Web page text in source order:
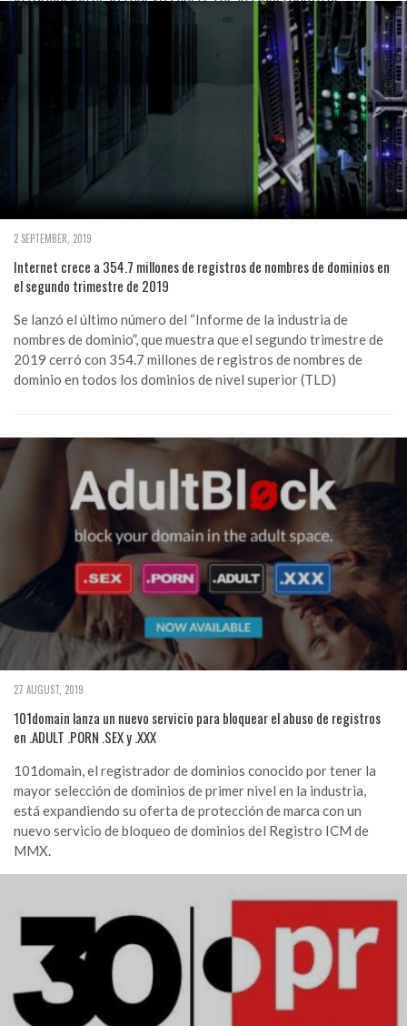
Internet en Argentina, en todos los aspectos relacionados con
la misma, desde una perspectiva global, con un enfoque
nacional y regional.
2 SEPTEMBER, 2019
Internet crece a 354.7 millones de registros de nombres de dominios en
el segundo trimestre de 2019
Se lanzó el último número del “Informe de la industria de
nombres de dominio”, que muestra que el segundo trimestre de
2019 cerró con 354.7 millones de registros de nombres de
dominio en todos los dominios de nivel superior (TLD)
27 AUGUST, 2019
101domain lanza un nuevo servicio para bloquear el abuso de registros
en .ADULT .PORN .SEX y .XXX
101domain, el registrador de dominios conocido por tener la
mayor selección de dominios de primer nivel en la industria,
está expandiendo su oferta de protección de marca con un
nuevo servicio de bloqueo de dominios del Registro ICM de
MMX.